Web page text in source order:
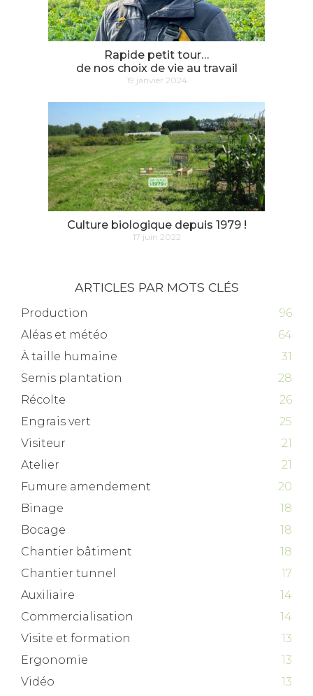
Rapide petit tour…
de nos choix de vie au travail
19 janvier 2024
Culture biologique depuis 1979 !
17 juin 2022
ARTICLES PAR MOTS CLÉS
Production
96
Aléas et météo
64
À taille humaine
31
Semis plantation
28
Récolte
26
Engrais vert
25
Visiteur
21
Atelier
21
Fumure amendement
20
Binage
18
Bocage
18
Chantier bâtiment
18
Chantier tunnel
17
Auxiliaire
14
Commercialisation
14
Visite et formation
13
Ergonomie
13
Vidéo
13